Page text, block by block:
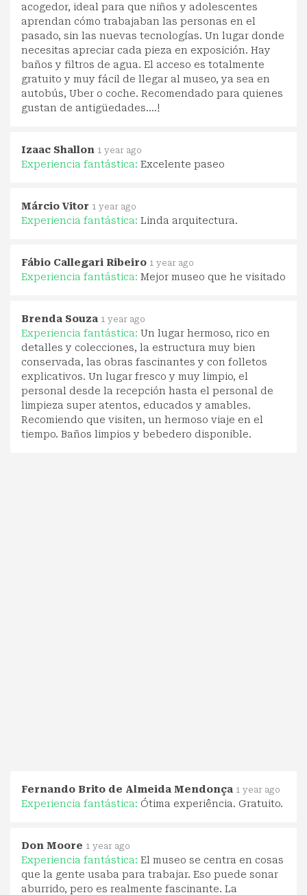
acogedor, ideal para que niños y adolescentes
aprendan cómo trabajaban las personas en el
pasado, sin las nuevas tecnologías. Un lugar donde
necesitas apreciar cada pieza en exposición. Hay
baños y filtros de agua. El acceso es totalmente
gratuito y muy fácil de llegar al museo, ya sea en
autobús, Uber o coche. Recomendado para quienes
gustan de antigüedades....!
Izaac Shallon 1 year ago
Experiencia fantástica: Excelente paseo
Márcio Vitor 1 year ago
Experiencia fantástica: Linda arquitectura.
Fábio Callegari Ribeiro 1 year ago
Experiencia fantástica: Mejor museo que he visitado
Brenda Souza 1 year ago
Experiencia fantástica: Un lugar hermoso, rico en
detalles y colecciones, la estructura muy bien
conservada, las obras fascinantes y con folletos
explicativos. Un lugar fresco y muy limpio, el
personal desde la recepción hasta el personal de
limpieza super atentos, educados y amables.
Recomiendo que visiten, un hermoso viaje en el
tiempo. Baños limpios y bebedero disponible.
Fernando Brito de Almeida Mendonça 1 year ago
Experiencia fantástica: Ótima experiência. Gratuito.
Don Moore 1 year ago
Experiencia fantástica: El museo se centra en cosas
que la gente usaba para trabajar. Eso puede sonar
aburrido, pero es realmente fascinante. La